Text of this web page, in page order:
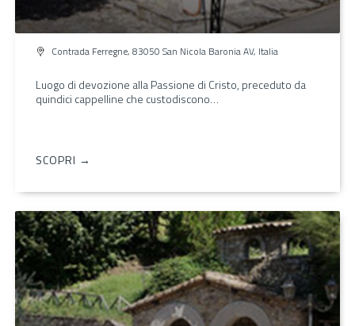
Contrada Ferregne, 83050 San Nicola Baronia AV, Italia
Luogo di devozione alla Passione di Cristo, preceduto da
quindici cappelline che custodiscono…
SCOPRI →